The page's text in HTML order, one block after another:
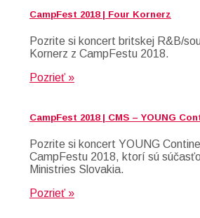
CampFest 2018 | Four Kornerz
Pozrite si koncert britskej R&B/
Kornerz z CampFestu 2018.
Pozrieť »
CampFest 2018 | CMS – YOUNG
Pozrite si koncert YOUNG
CampFestu 2018, ktorí sú
Ministries Slovakia.
Pozrieť »